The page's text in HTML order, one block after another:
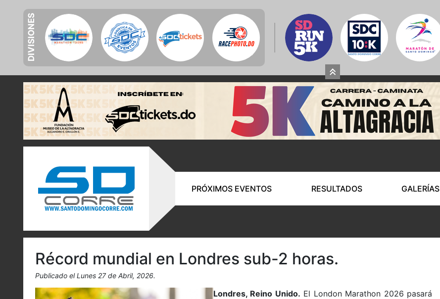
DIVISIONES
PRÓXIMOS EVENTOS RESULTADOS GALERÍAS
Récord mundial en Londres sub-2 horas.
Publicado el Lunes 27 de Abril, 2026.
Londres, Reino Unido. El London Marathon 2026 pasará